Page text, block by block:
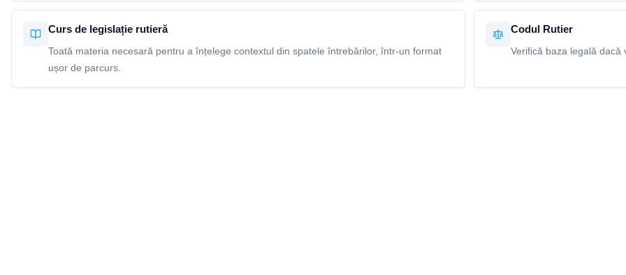
Curs de legislație rutieră
Toată materia necesară pentru a înțelege contextul din spatele întrebărilor, într-un format
ușor de parcurs.
Codul Rutier
Verifică baza legală dacă